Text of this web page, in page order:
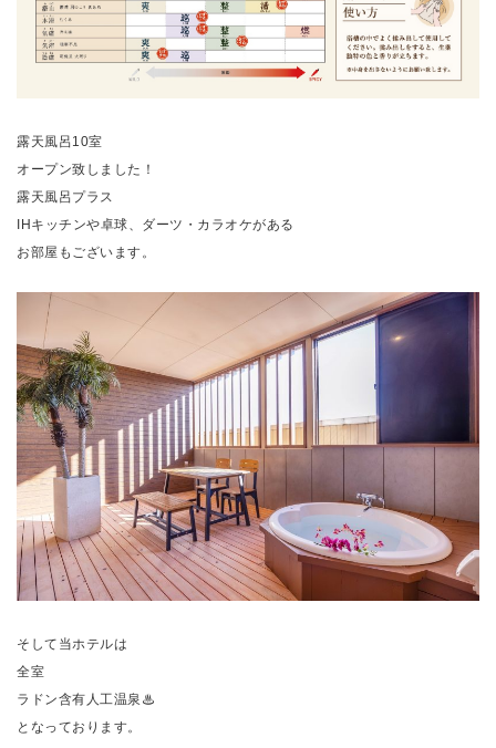
露天風呂10室
オープン致しました！
露天風呂プラス
IHキッチンや卓球、ダーツ・カラオケがある
お部屋もございます。
そして当ホテルは
全室
ラドン含有人工温泉♨
となっております。